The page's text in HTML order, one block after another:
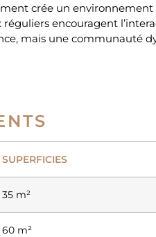
crée un environnement
encouragent
mais une communauté
SUPERFICIES
35 m²
60 m²